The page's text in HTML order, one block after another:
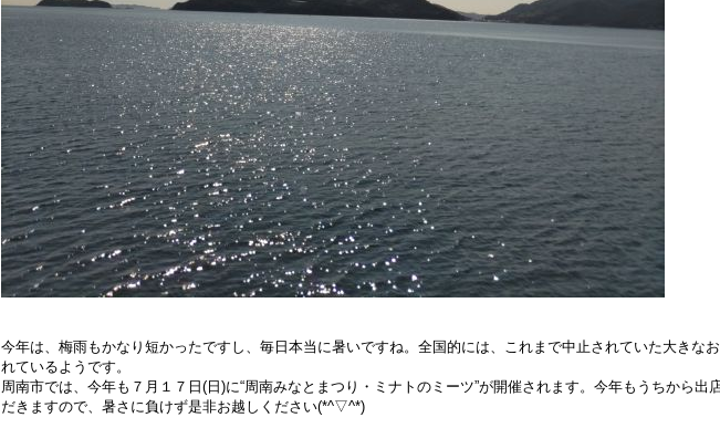
今年は、梅雨もかなり短かったですし、毎日本当に暑いですね。全国的には、これまで中止されていた大きな
れているようです。
周南市では、今年も７月１７日(日)に“周南みなとまつり・ミナトのミーツ”が開催されます。今年もうちから出
だきますので、暑さに負けず是非お越しください(*^▽^*)